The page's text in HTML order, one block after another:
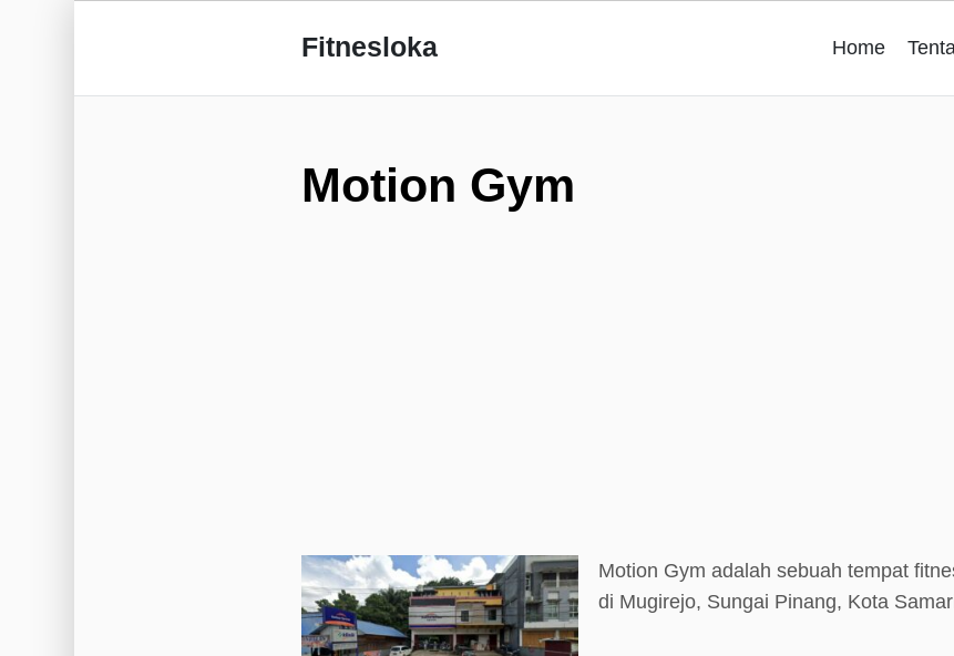
Fitnesloka Home
Motion Gym
Motion Gym adalah sebuah tempat
di Mugirejo, Sungai Pinang, Kota